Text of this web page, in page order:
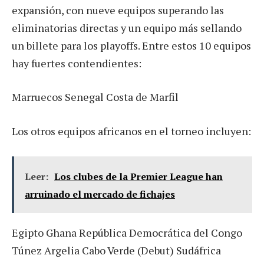
expansión, con nueve equipos superando las
eliminatorias directas y un equipo más sellando
un billete para los playoffs. Entre estos 10 equipos
hay fuertes contendientes:
Marruecos Senegal Costa de Marfil
Los otros equipos africanos en el torneo incluyen:
Leer: Los clubes de la Premier League han
arruinado el mercado de fichajes
Egipto Ghana República Democrática del Congo
Túnez Argelia Cabo Verde (Debut) Sudáfrica